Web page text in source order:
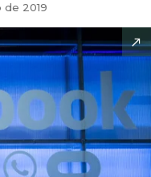
de 2019